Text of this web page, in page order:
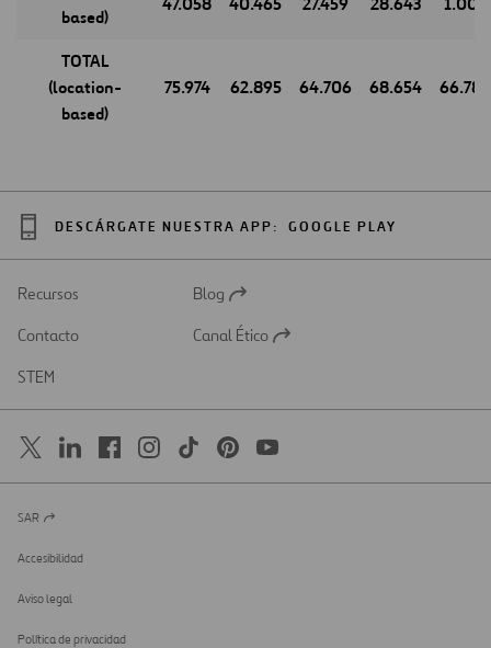
based)
TOTAL
(location-
based)
75.974 62.895 64.706 68.654 66.789
DESCÁRGATE NUESTRA APP: GOOGLE PLAY
Recursos
Abrir
una
Blog
Contacto
Abrir
Canal Ético
STEM
Abrir
una
nueva
SAR
Accesibilidad
Aviso legal
Política de privacidad